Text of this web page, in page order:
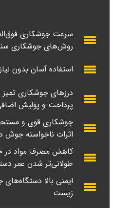
روش‌های جوشکاری
استفاده آسان بدون
درزهای جوشکاری
پرداخت و پولیش
جوشکاری قوی و
اثرات ناخواسته جوش
کاهش مصرف مواد در
طولانی‌تر شدن عمر
ایمنی بالا
زیست